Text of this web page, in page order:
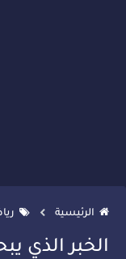
الرئيسية
الخبر الذي